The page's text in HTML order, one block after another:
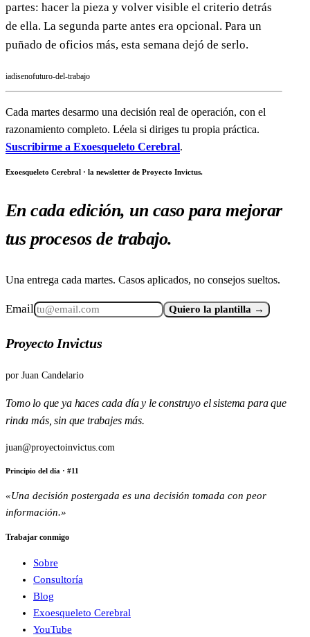
partes: hacer la pieza y volver visible el criterio detrás
de ella. La segunda parte antes era opcional. Para un
puñado de oficios más, esta semana dejó de serlo.
iadisenofuturo-del-trabajo
Cada martes desarmo una decisión real de operación, con el
razonamiento completo. Léela si diriges tu propia práctica.
Suscribirme a Exoesqueleto Cerebral.
Exoesqueleto Cerebral · la newsletter de Proyecto Invictus.
En cada edición, un caso para mejorar
tus procesos de trabajo.
Una entrega cada martes. Casos aplicados, no consejos sueltos.
Email Quiero la plantilla →
Proyecto Invictus
por Juan Candelario
Tomo lo que ya haces cada día y le construyo el sistema para que
rinda más, sin que trabajes más.
juan@proyectoinvictus.com
Principio del día · #11
«Una decisión postergada es una decisión tomada con peor
información.»
Trabajar conmigo
Sobre
Consultoría
Blog
Exoesqueleto Cerebral
YouTube